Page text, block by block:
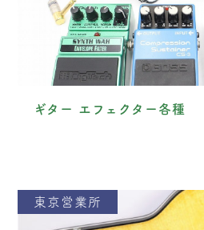
ギター エフェクター各種
東京営業所